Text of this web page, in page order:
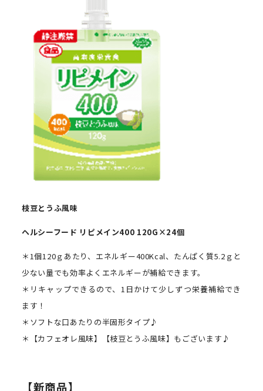
枝豆とうふ風味
ヘルシーフード リピメイン400 120G ×24個
＊1個120ｇあたり、エネルギー400Kcal、たんぱく質5.2ｇと
少ない量でも効率よくエネルギーが補給できます。
＊リキャップできるので、1日かけて少しずつ栄養補給でき
ます！
＊ソフトな口あたりの半固形タイプ♪
＊【カフェオレ風味】【枝豆とうふ風味】もございます♪
【新商品】